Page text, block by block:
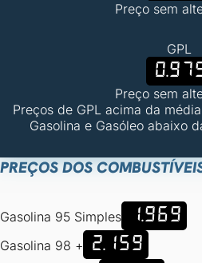
Preço sem
GPL
Preço sem
Preços de GPL acima da
Gasolina e Gasóleo abaixo
PREÇOS DOS
Gasolina 95 Simples 1.969
Gasolina 98 + 2.159